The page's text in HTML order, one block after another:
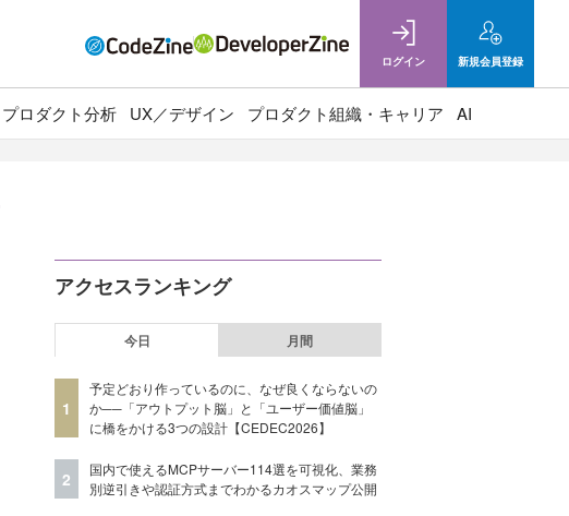
ログイン 新規会員登録
プロダクト分析 UX／デザイン プロダクト組織・キャリア AI
アクセスランキング
今日 月間
1
予定どおり作っているのに、なぜ良くならないの
か──「アウトプット脳」と「ユーザー価値脳」
に橋をかける3つの設計【CEDEC2026】
2
国内で使えるMCPサーバー114選を可視化、業務
別逆引きや認証方式までわかるカオスマップ公開